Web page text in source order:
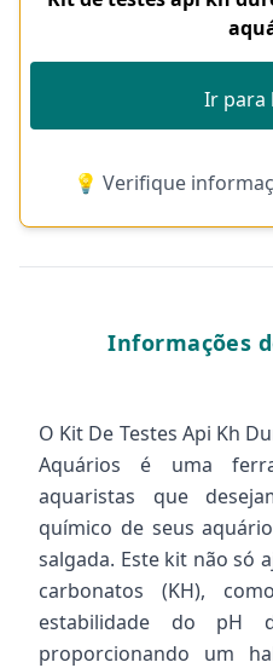
Ir para
💡 Verifique
Informações
O Kit De Testes Api Kh
Aquários é uma
aquaristas que
químico de seus
salgada. Este kit não só
carbonatos (KH),
estabilidade do pH
proporcionando um